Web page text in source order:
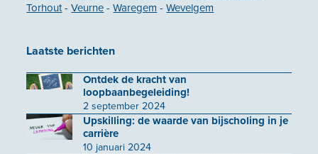
Torhout-Veurne -Waregem -Wevelgem
Laatste berichten
Ontdek de kracht van
loopbaanbegeleiding!
2 september 2024
Upskilling: de waarde van bijscholing in je
carrière
10 januari 2024